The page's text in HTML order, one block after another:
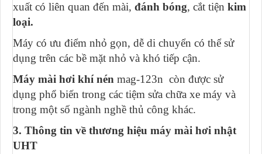
xuất có liên quan đến mài, đánh bóng, cắt tiện kim
loại.
Máy có ưu điểm nhỏ gọn, dễ di chuyển có thể sử
dụng trên các bề mặt nhỏ và khó tiếp cận.
Máy mài hơi khí nén mag-123n còn được sử
dụng phổ biến trong các tiệm sửa chữa xe máy và
trong một số ngành nghề thủ công khác.
3. Thông tin về thương hiệu máy mài hơi nhật
UHT